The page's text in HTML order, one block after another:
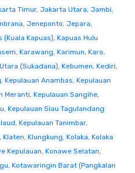
Timur, Jakarta Utara, Jambi,
, Jeneponto, Jepara,
(Kuala Kapuas), Kapuas Hulu
, Karawang, Karimun, Karo,
(Sukadana), Kebumen, Kediri,
, Kepulauan Anambas, Kepulauan
Meranti, Kepulauan Sangihe,
, Kepulauan Siau Tagulandang
, Kepulauan Tanimbar,
, Klaten, Klungkung, Kolaka, Kolaka
Kepulauan, Konawe Selatan,
, Kotawaringin Barat (Pangkalan